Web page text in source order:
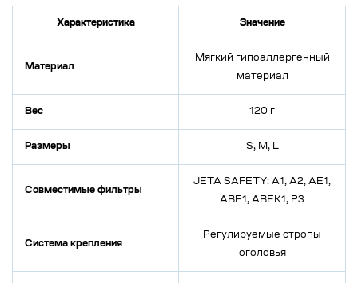
Характеристика Значение
Материал
Мягкий гипоаллергенный
материал
Вес 120 г
Размеры S, M, L
Совместимые фильтры
JETA SAFETY: A1, A2, AE1,
ABE1, ABEK1, P3
Система крепления
Регулируемые стропы
оголовья